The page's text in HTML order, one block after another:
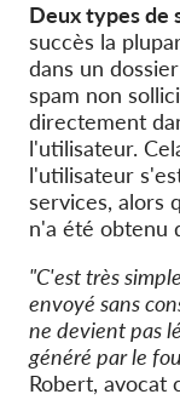
Deux types de
succès la
dans un
spam non
directement
l'utilisateur.
l'utilisateur
services, alors
n'a été obtenu
"C'est très
envoyé sans
ne devient pas
généré par le
Robert, avocat